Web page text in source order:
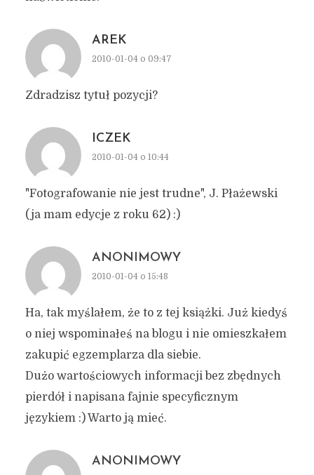
AREK
2010-01-04 o 09:47
Zdradzisz tytuł pozycji?
ICZEK
2010-01-04 o 10:44
"Fotografowanie nie jest trudne", J. Płażewski
(ja mam edycje z roku 62) :)
ANONIMOWY
2010-01-04 o 15:48
Ha, tak myślałem, że to z tej książki. Już kiedyś
o niej wspominałeś na blogu i nie omieszkałem
zakupić egzemplarza dla siebie.
Dużo wartościowych informacji bez zbędnych
pierdół i napisana fajnie specyficznym
językiem :) Warto ją mieć.
ANONIMOWY